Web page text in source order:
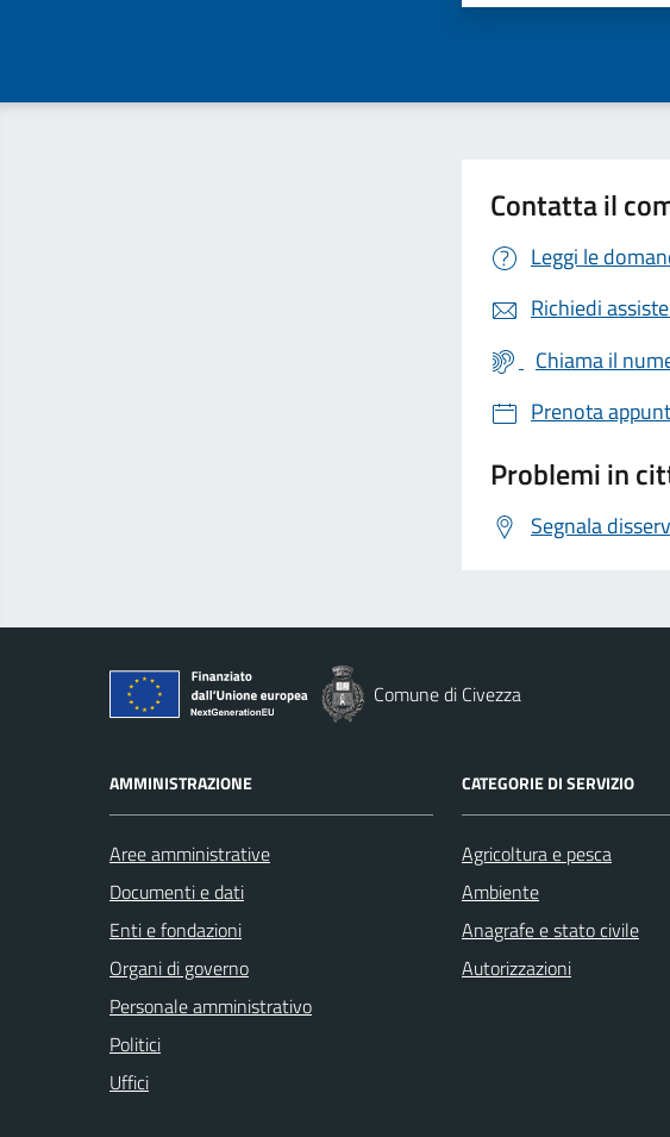
Contatta il
Leggi le
Richiedi
Chiama il
Prenota
Problemi in
Segnala
Comune di Civezza
AMMINISTRAZIONE
Aree amministrative
Documenti e dati
Enti e fondazioni
Organi di governo
Personale amministrativo
Politici
Uffici
CATEGORIE DI SERVIZIO
Agricoltura e pesca
Ambiente
Anagrafe e stato civile
Autorizzazioni